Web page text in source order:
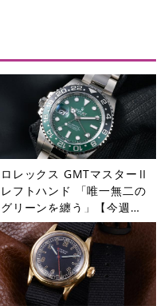
ロレックス GMTマスターⅡ
レフトハンド 「唯一無二の
グリーンを纏う」【今週の
逸本 Vol.365】